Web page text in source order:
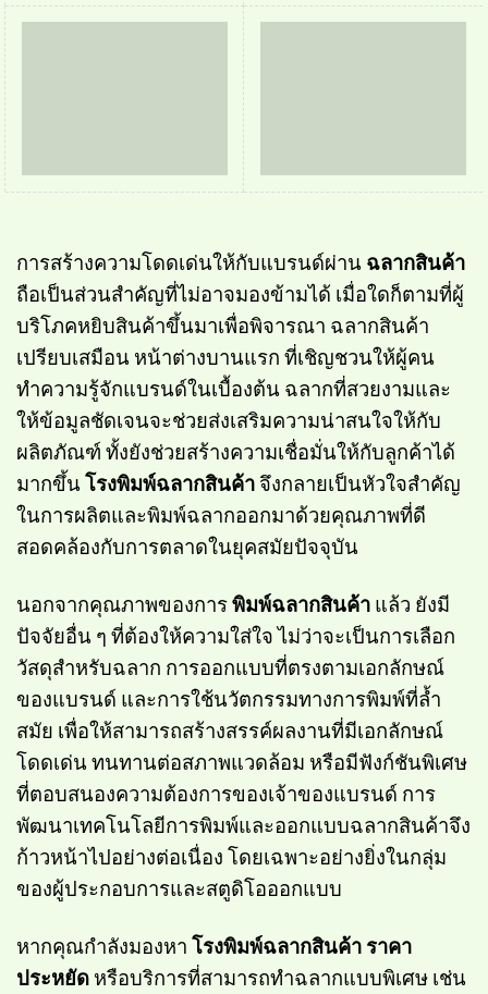
การสร้างความโดดเด่นให้กับแบรนด์ผ่าน ฉลากสินค้า
ถือเป็นส่วนสำคัญที่ไม่อาจมองข้ามได้ เมื่อใดก็ตามที่ผู้
บริโภคหยิบสินค้าขึ้นมาเพื่อพิจารณา ฉลากสินค้า
เปรียบเสมือน หน้าต่างบานแรก ที่เชิญชวนให้ผู้คน
ทำความรู้จักแบรนด์ในเบื้องต้น ฉลากที่สวยงามและ
ให้ข้อมูลชัดเจนจะช่วยส่งเสริมความน่าสนใจให้กับ
ผลิตภัณฑ์ ทั้งยังช่วยสร้างความเชื่อมั่นให้กับลูกค้าได้
มากขึ้น โรงพิมพ์ฉลากสินค้า จึงกลายเป็นหัวใจสำคัญ
ในการผลิตและพิมพ์ฉลากออกมาด้วยคุณภาพที่ดี
สอดคล้องกับการตลาดในยุคสมัยปัจจุบัน
นอกจากคุณภาพของการพิมพ์ฉลากสินค้า แล้ว ยังมี
ปัจจัยอื่น ๆ ที่ต้องให้ความใส่ใจ ไม่ว่าจะเป็นการเลือก
วัสดุสำหรับฉลาก การออกแบบที่ตรงตามเอกลักษณ์
ของแบรนด์ และการใช้นวัตกรรมทางการพิมพ์ที่ล้ำ
สมัย เพื่อให้สามารถสร้างสรรค์ผลงานที่มีเอกลักษณ์
โดดเด่น ทนทานต่อสภาพแวดล้อม หรือมีฟังก์ชันพิเศษ
ที่ตอบสนองความต้องการของเจ้าของแบรนด์ การ
พัฒนาเทคโนโลยีการพิมพ์และออกแบบฉลากสินค้าจึง
ก้าวหน้าไปอย่างต่อเนื่อง โดยเฉพาะอย่างยิ่งในกลุ่ม
ของผู้ประกอบการและสตูดิโอออกแบบ
หากคุณกำลังมองหา โรงพิมพ์ฉลากสินค้า ราคา
ประหยัด หรือบริการที่สามารถทำฉลากแบบพิเศษ เช่น